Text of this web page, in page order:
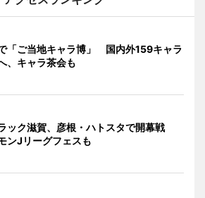
「ご当地キャラ博」 国内外159キャラ
、キャラ茶会も
ック滋賀、彦根・ハトスタで開幕戦
ンJリーグフェスも